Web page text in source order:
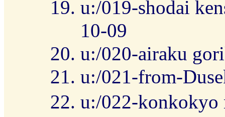
u:/019-shodai
10-09
u:/020-airaku
u:/021-from-
u:/022-